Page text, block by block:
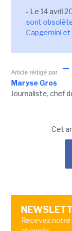
- Le 14 avril
sont
Capgemini et
Article rédigé par
Maryse Gros
Journaliste, chef
Cet
Recevez